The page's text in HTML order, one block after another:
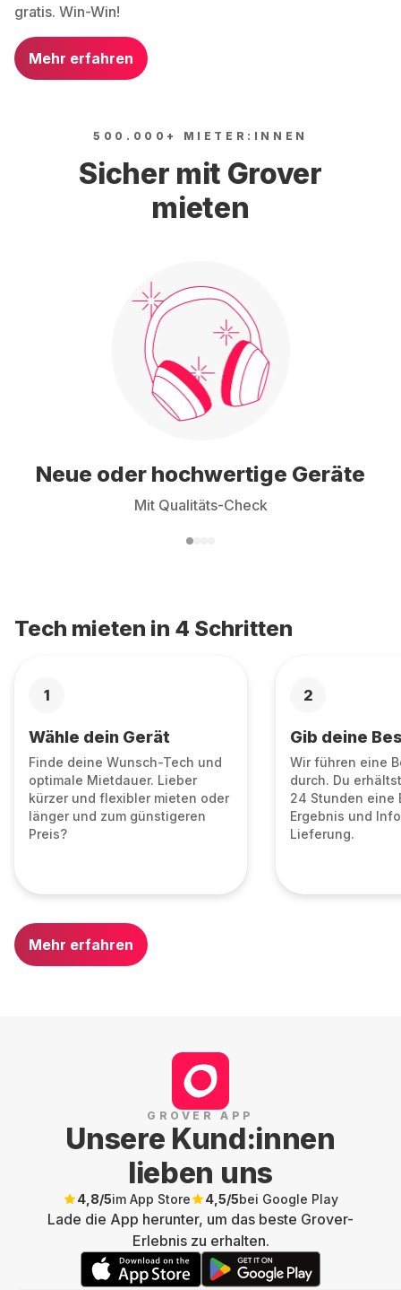
gratis. Win-Win!
Mehr erfahren
500.000+ MIETER:INNEN
Sicher mit Grover
mieten
Neue oder hochwertige Geräte
Mit Qualitäts-Check
Tech mieten in 4 Schritten
1
Wähle dein Gerät
Finde deine Wunsch-Tech und
optimale Mietdauer. Lieber
kürzer und flexibler mieten oder
länger und zum günstigeren
Preis?
2
Gib deine
Wir führen eine
durch. Du
24 Stunden eine
Ergebnis und
Lieferung.
Mehr erfahren
GROVER APP
Unsere Kund:innen
lieben uns
4,8/5im App Store 4,5/5bei Google Play
Lade die App herunter, um das beste Grover-
Erlebnis zu erhalten.